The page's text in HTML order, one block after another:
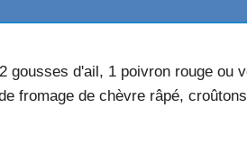
gousses d'ail, 1 poivron rouge ou
fromage de chèvre râpé,